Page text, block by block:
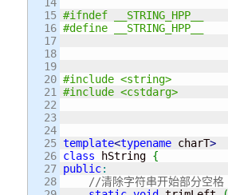
14
15
16
17
18
19
20
21
22
23
24
25
26
27
28
#ifndef __STRING_HPP__
#define __STRING_HPP__
#include <string>
#include <cstdarg>
template<typename charT>
class hString {
public:
//清除字符串开始部分空格